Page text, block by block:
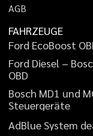
AGB
FAHRZEUGE
Ford EcoBoost OB
Ford Diesel – Bosc
OBD
Bosch MD1 und M
Steuergeräte
AdBlueSystem de